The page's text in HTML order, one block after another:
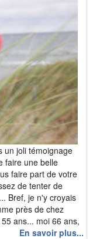
un joli témoignage
faire une belle
faire part de votre
de tenter de
Bref, je n'y croyais
près de chez
ans... moi 66 ans,
En savoir plus...